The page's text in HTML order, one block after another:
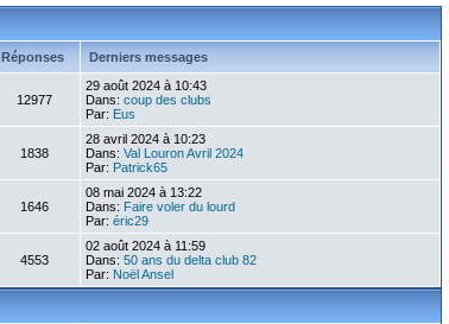
Réponses Derniers messages
12977
29 août 2024 à 10:43
Dans: coup des clubs
Par: Eus
1838
28 avril 2024 à 10:23
Dans: Val Louron Avril 2024
Par: Patrick65
1646
08 mai 2024 à 13:22
Dans: Faire voler du lourd
Par: éric29
4553
02 août 2024 à 11:59
Dans: 50 ans du delta club 82
Par: Noël Ansel